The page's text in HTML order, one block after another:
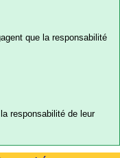
que la responsabilité
responsabilité de leur